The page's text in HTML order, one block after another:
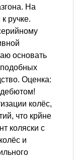
На
ручке.
основать
Оценка:
колёс,
что крйне
коляски с
и